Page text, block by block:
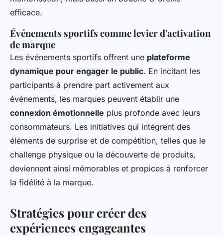
efficace.
Événements sportifs comme levier d'activation
de marque
Les événements sportifs offrent une plateforme
dynamique pour engager le public. En incitant les
participants à prendre part activement aux
événements, les marques peuvent établir une
connexion émotionnelle plus profonde avec leurs
consommateurs. Les initiatives qui intégrent des
éléments de surprise et de compétition, telles que le
challenge physique ou la découverte de produits,
deviennent ainsi mémorables et propices à renforcer
la fidélité à la marque.
Stratégies pour créer des
expériences engageantes